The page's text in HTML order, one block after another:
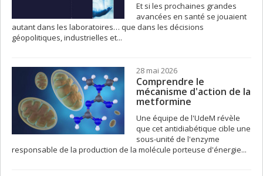
Et si les prochaines grandes
avancées en santé se jouaient
autant dans les laboratoires… que dans les décisions
géopolitiques, industrielles et...
28 mai 2026
Comprendre le
mécanisme d'action de la
metformine
Une équipe de l'UdeM révèle
que cet antidiabétique cible une
sous-unité de l'enzyme
responsable de la production de la molécule porteuse d'énergie...